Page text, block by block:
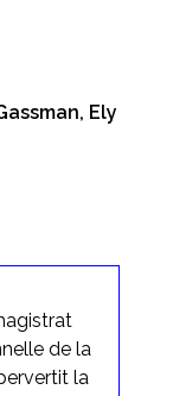
Ely
de la
la